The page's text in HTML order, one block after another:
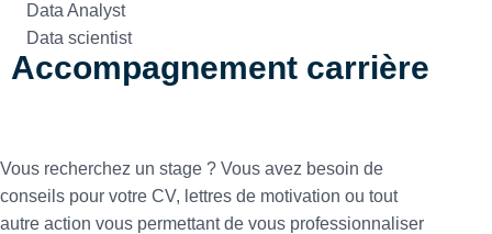
Data Analyst
Data scientist
Accompagnement carrière
Vous recherchez un stage ? Vous avez besoin de
conseils pour votre CV, lettres de motivation ou tout
autre action vous permettant de vous professionnaliser